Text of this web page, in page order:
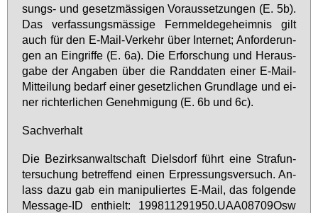
sungs- und ge­setz­mäs­si­gen Vor­aus­set­zun­gen (E. 5b).
Das ver­fas­sungs­mäs­si­ge Fern­mel­de­ge­heim­nis gilt
auch für den E-Mail-Ver­kehr über In­ter­net; An­for­de­run­
gen an Ein­grif­fe (E. 6a). Die Er­for­schung und Her­aus­
ga­be der An­ga­ben über die Rand­da­ten ei­ner E-Mail-
Mit­tei­lung be­darf ei­ner ge­setz­li­chen Grund­la­ge und ei­
ner rich­ter­li­chen Ge­neh­mi­gung (E. 6b und 6c).
Sach­ver­halt
Die Be­zirks­an­walt­schaft Diels­dorf führt ei­ne Straf­un­
ter­su­chung be­tref­fend ei­nen Er­pres­sungs­ver­such. An­
lass da­zu gab ein ma­ni­pu­lier­tes E-Mail, das fol­gen­de
Mes­sa­ge-ID ent­hielt: 199811291950.​UAA​0870​9Osw​